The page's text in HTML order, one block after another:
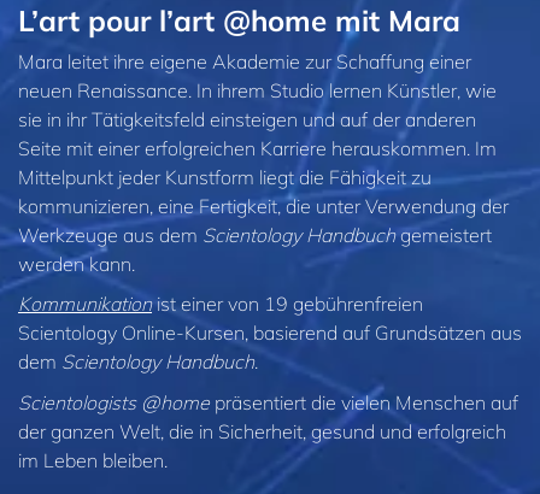
L’art pour l’art @home mit Mara
Mara leitet ihre eigene Akademie zur Schaffung einer
neuen Renaissance. In ihrem Studio lernen Künstler, wie
sie in ihr Tätigkeitsfeld einsteigen und auf der anderen
Seite mit einer erfolgreichen Karriere herauskommen. Im
Mittelpunkt jeder Kunstform liegt die Fähigkeit zu
kommunizieren, eine Fertigkeit, die unter Verwendung der
Werkzeuge aus dem Scientology Handbuchgemeistert
werden kann.
Kommunikationist einer von 19 gebührenfreien
Scientology Online-Kursen, basierend auf Grundsätzen aus
dem Scientology Handbuch.
Scientologists @home präsentiert die vielen Menschen auf
der ganzen Welt, die in Sicherheit, gesund und erfolgreich
im Leben bleiben.